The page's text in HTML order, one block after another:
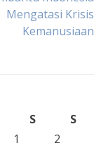
Mengatasi Krisis
Kemanusiaan
S
S
1
2